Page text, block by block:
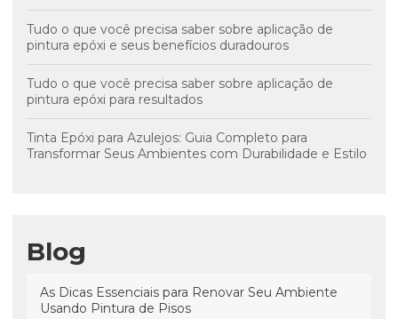
Tudo o que você precisa saber sobre aplicação de
pintura epóxi e seus benefícios duradouros
Tudo o que você precisa saber sobre aplicação de
pintura epóxi para resultados
Tinta Epóxi para Azulejos: Guia Completo para
Transformar Seus Ambientes com Durabilidade e Estilo
Blog
As Dicas Essenciais para Renovar Seu Ambiente
Usando Pintura de Pisos